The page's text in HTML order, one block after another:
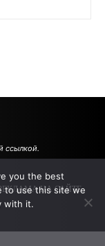
ссылкой.
НА САЙТЕ
you the best
to use this site we
with it.